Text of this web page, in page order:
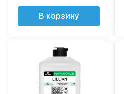
В корзину